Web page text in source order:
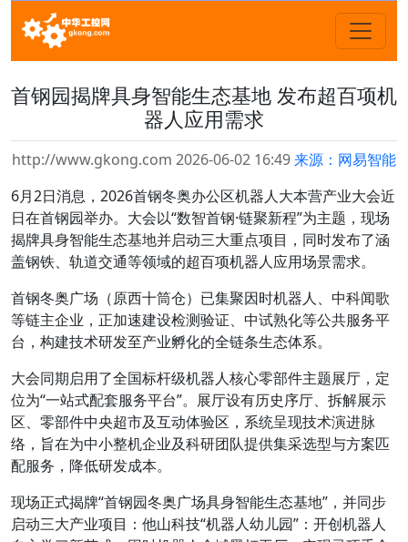
首钢园揭牌具身智能生态基地 发布超百项机
器人应用需求
http://www.gkong.com 2026-06-02 16:49来源：网易智能
6月2日消息，2026首钢冬奥办公区机器人大本营产业大会近
日在首钢园举办。大会以“数智首钢·链聚新程”为主题，现场
揭牌具身智能生态基地并启动三大重点项目，同时发布了涵
盖钢铁、轨道交通等领域的超百项机器人应用场景需求。
首钢冬奥广场（原西十筒仓）已集聚因时机器人、中科闻歌
等链主企业，正加速建设检测验证、中试熟化等公共服务平
台，构建技术研发至产业孵化的全链条生态体系。
大会同期启用了全国标杆级机器人核心零部件主题展厅，定
位为“一站式配套服务平台”。展厅设有历史序厅、拆解展示
区、零部件中央超市及互动体验区，系统呈现技术演进脉
络，旨在为中小整机企业及科研团队提供集采选型与方案匹
配服务，降低研发成本。
现场正式揭牌“首钢园冬奥广场具身智能生态基地”，并同步
启动三大产业项目：他山科技“机器人幼儿园”：开创机器人